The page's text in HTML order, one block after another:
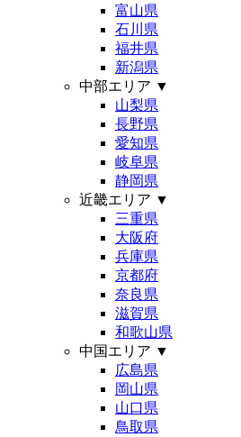
富山県
石川県
福井県
新潟県
中部エリア ▼
山梨県
長野県
愛知県
岐阜県
静岡県
近畿エリア ▼
三重県
大阪府
兵庫県
京都府
奈良県
滋賀県
和歌山県
中国エリア ▼
広島県
岡山県
山口県
鳥取県